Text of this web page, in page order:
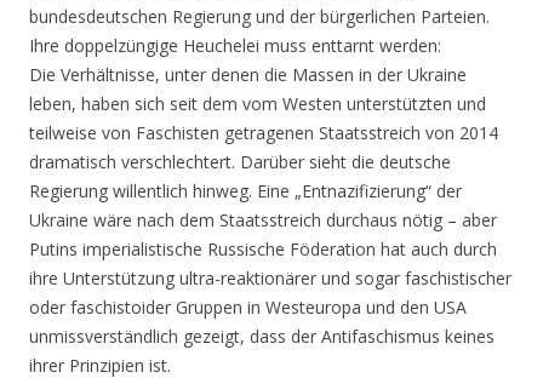
bundesdeutschen Regierung und der bürgerlichen Parteien.
Ihre doppelzüngige Heuchelei muss enttarnt werden:
Die Verhältnisse, unter denen die Massen in der Ukraine
leben, haben sich seit dem vom Westen unterstützten und
teilweise von Faschisten getragenen Staatsstreich von 2014
dramatisch verschlechtert. Darüber sieht die deutsche
Regierung willentlich hinweg. Eine „Entnazifizierung“ der
Ukraine wäre nach dem Staatsstreich durchaus nötig – aber
Putins imperialistische Russische Föderation hat auch durch
ihre Unterstützung ultra-reaktionärer und sogar faschistischer
oder faschistoider Gruppen in Westeuropa und den USA
unmissverständlich gezeigt, dass der Antifaschismus keines
ihrer Prinzipien ist.